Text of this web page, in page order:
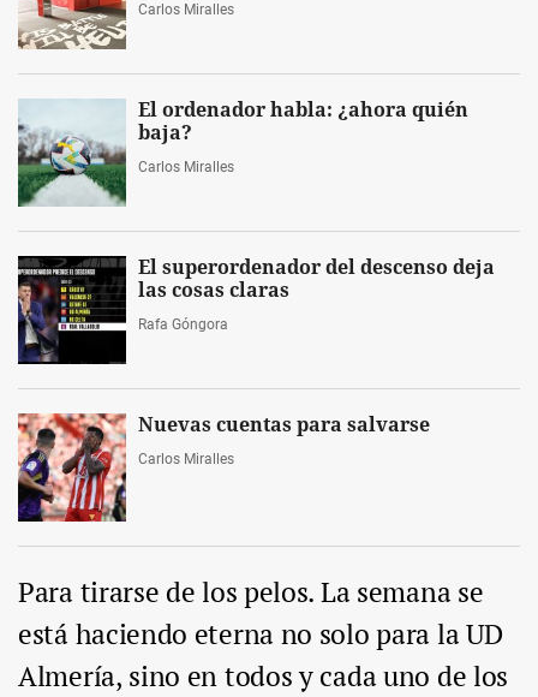
Carlos Miralles
El ordenador habla: ¿ahora quién
baja?
Carlos Miralles
El superordenador del descenso deja
las cosas claras
Rafa Góngora
Nuevas cuentas para salvarse
Carlos Miralles
Para tirarse de los pelos. La semana se
está haciendo eterna no solo para la UD
Almería, sino en todos y cada uno de los